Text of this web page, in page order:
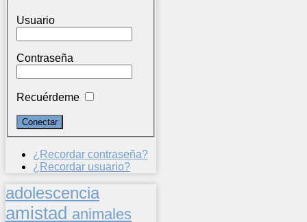
Usuario
Contraseña
Recuérdeme
¿Recordar contraseña?
¿Recordar usuario?
adolescencia
amistad animales